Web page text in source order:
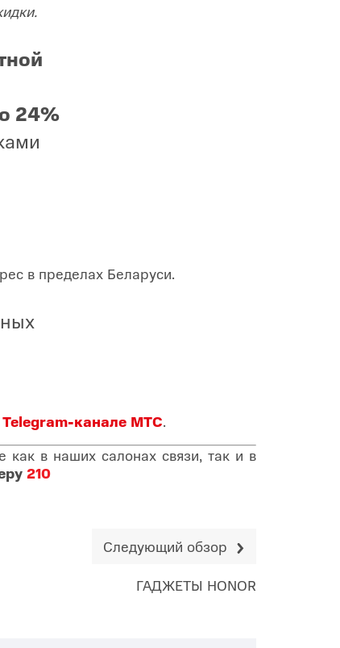
24%
в пределах Беларуси.
Telegram-канале МТС.
как в наших салонах связи, так и в
210
Следующий обзор
ГАДЖЕТЫ HONOR